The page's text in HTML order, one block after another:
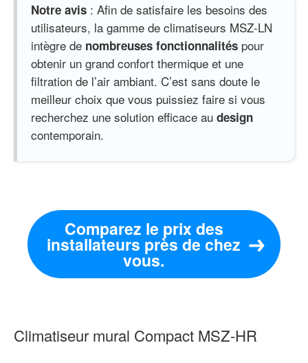
Notre avis : Afin de satisfaire les besoins des
utilisateurs, la gamme de climatiseurs MSZ-LN
intègre de nombreuses fonctionnalités pour
obtenir un grand confort thermique et une
filtration de l’air ambiant. C’est sans doute le
meilleur choix que vous puissiez faire si vous
recherchez une solution efficace au design
contemporain.
Comparez le prix des
installateurs près de chez
vous.
Climatiseur mural Compact MSZ-HR